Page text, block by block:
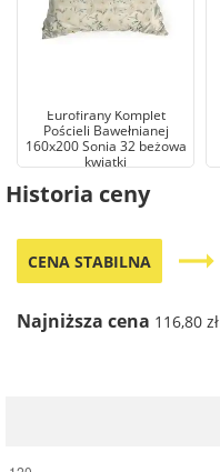
Eurofirany Komplet
Pościeli Bawełnianej
160x200 Sonia 32 beżowa
kwiatki
Historia ceny
CENA STABILNA trending_flat
Najniższa cena 116,80 zł